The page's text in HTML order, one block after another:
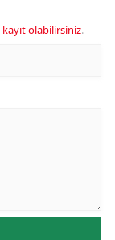
kayıt olabilirsiniz.